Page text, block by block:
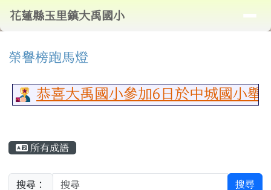
花蓮縣玉里鎮大禹國小
導覽列
花蓮縣玉里鎮大禹國小
上中區域內容
榮譽榜跑馬燈
恭喜大禹國小參加6日於中城國小舉
所有成語
搜尋： 搜尋